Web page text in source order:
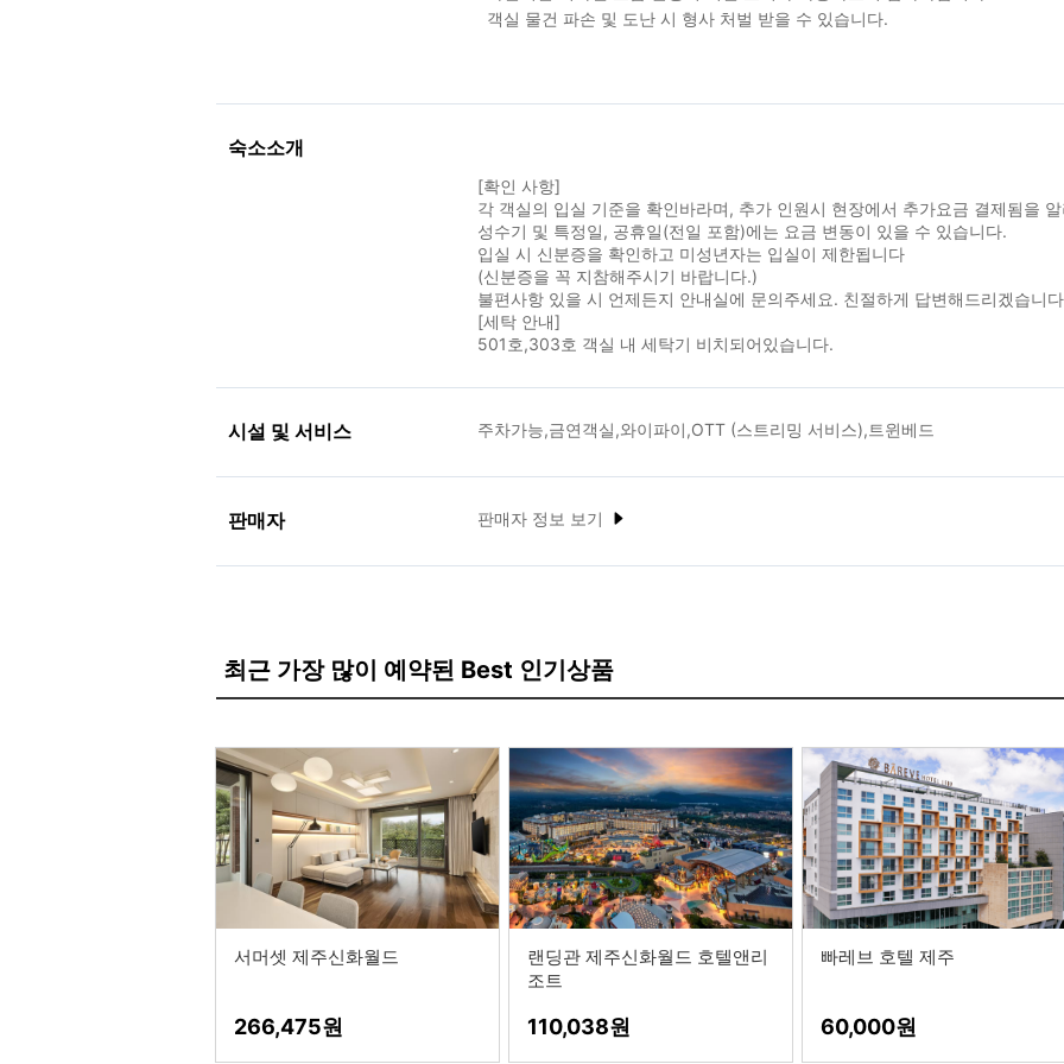
객실 물건 파손 및 도난 시 형사 처벌 받을 수 있습니다.
숙소소개
[확인 사항]
각 객실의 입실 기준을 확인바라며, 추가 인원시 현장에서 추가요금 결제됨을
성수기 및 특정일, 공휴일(전일 포함)에는 요금 변동이 있을 수 있습니다.
입실 시 신분증을 확인하고 미성년자는 입실이 제한됩니다
(신분증을 꼭 지참해주시기 바랍니다.)
불편사항 있을 시 언제든지 안내실에 문의주세요. 친절하게 답변해드리겠습니
[세탁 안내]
501호,303호 객실 내 세탁기 비치되어있습니다.
시설 및 서비스 주차가능,금연객실,와이파이,OTT (스트리밍 서비스),트윈베드
판매자 판매자 정보 보기
최근 가장 많이 예약된 Best 인기상품
서머셋 제주신화월드
266,475
랜딩관 제주신화월드 호텔앤리
조트
110,038
빠레브 호텔 제주
60,000